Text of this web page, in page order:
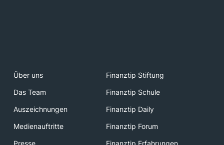
Über uns
Finanztip Stiftung
Das Team
Finanztip Schule
Auszeichnungen
Finanztip Daily
Medienauftritte
Finanztip Forum
Presse
Finanztip Erfahrungen